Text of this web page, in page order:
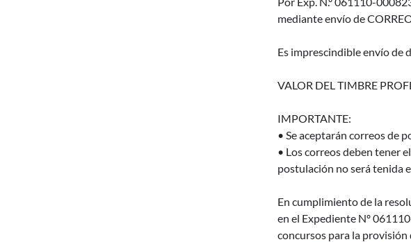
mediante envío de
Es imprescindible envío de
VALOR DEL TIMBRE
IMPORTANTE:
• Se aceptarán correos de
• Los correos deben tener
postulación no será tenida
En cumplimiento de la
en el Expediente Nº
concursos para la